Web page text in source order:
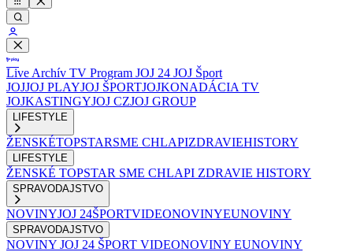
Live Archív TV Program JOJ 24 JOJ Šport
JOJJOJ PLAYJOJ ŠPORTJOJKONADÁCIA TV
JOJKASTINGYJOJ CZJOJ GROUP
LIFESTYLE
ŽENSKÉTOPSTARSME CHLAPIZDRAVIEHISTORY
LIFESTYLE
ŽENSKÉ TOPSTAR SME CHLAPI ZDRAVIE HISTORY
SPRAVODAJSTVO
NOVINYJOJ 24ŠPORTVIDEONOVINYEUNOVINY
SPRAVODAJSTVO
NOVINY JOJ 24 ŠPORT VIDEONOVINY EUNOVINY